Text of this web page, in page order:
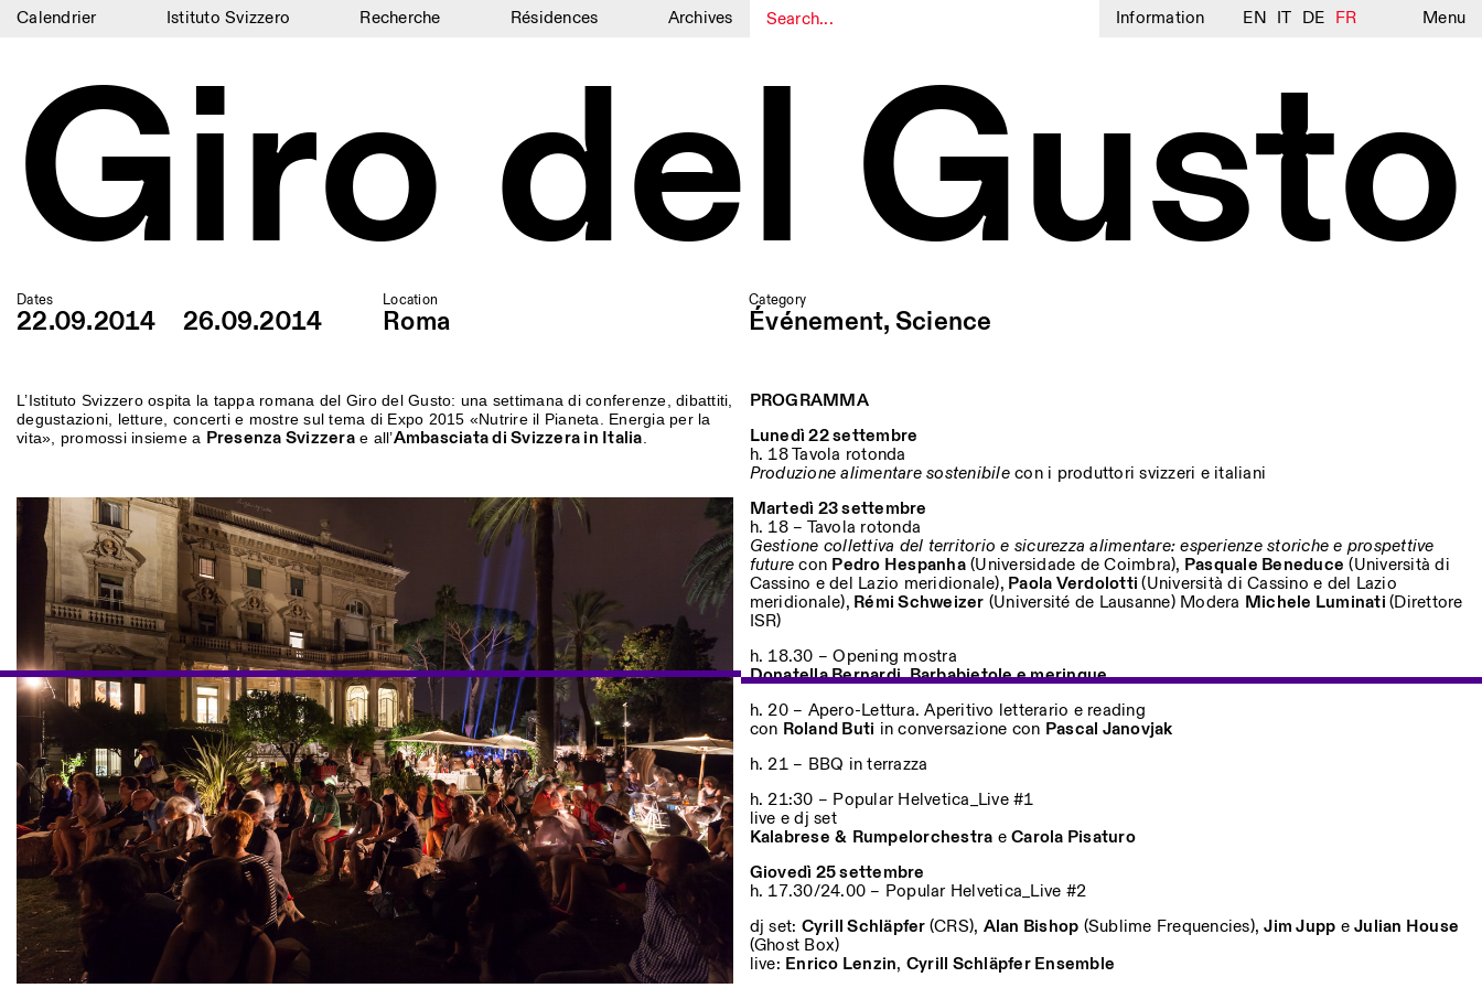
Calendrier Istituto Svizzero Recherche Résidences Archives Information EN IT DE FR Menu
Calendrier
Istituto Svizzero
Recherche
Résidences
Blog
Bibliothèque
Jobs
Autres Activités
NEWSLETTER
Inscrivez-vous à notre newsletter pour recevoir informations sur nos événements
Facebook Instagram Linkedin Vimeo Privacy Policy
Giro del Gusto
Dates
22.09.2014 26.09.2014
Location
Roma
Category
Événement, Science
L’Istituto Svizzero ospita la tappa romana del Giro del Gusto: una settimana di conferenze, dibattiti,
degustazioni, letture, concerti e mostre sul tema di Expo 2015 «Nutrire il Pianeta. Energia per la
vita», promossi insieme a Presenza Svizzerae all’Ambasciata di Svizzera in Italia
PROGRAMMA
Lunedì 22 settembre
h. 18 Tavola rotonda
Produzione alimentare sostenibilecon i produttori svizzeri e italiani
Martedì 23 settembre
h. 18 – Tavola rotonda
Gestione collettiva del territorio e sicurezza alimentare: esperienze storiche e prospettive
future con Pedro Hespanha(Universidade de Coimbra), Pasquale Beneduce (Università di
Cassino e del Lazio meridionale), Paola Verdolotti(Università di Cassino e del Lazio
meridionale), Rémi Schweizer (Université de Lausanne) Modera Michele Luminati (Direttore
ISR)
h. 18.30 – Opening mostra
Donatella Bernardi. Barbabietole e meringue
h. 20 – Apero-Lettura. Aperitivo letterario e reading
con Roland Buti in conversazione con Pascal Janovjak
h. 21 – BBQ in terrazza
h. 21:30 – Popular Helvetica_Live #1
live e dj set
Kalabrese & Rumpelorchestra e Carola Pisaturo
Giovedì 25 settembre
h. 17.30/24.00 – Popular Helvetica_Live #2
dj set: Cyrill Schläpfer (CRS), Alan Bishop (Sublime Frequencies),Jim Jupp e Julian House
(Ghost Box)
live: Enrico Lenzin, Cyrill Schläpfer Ensemble